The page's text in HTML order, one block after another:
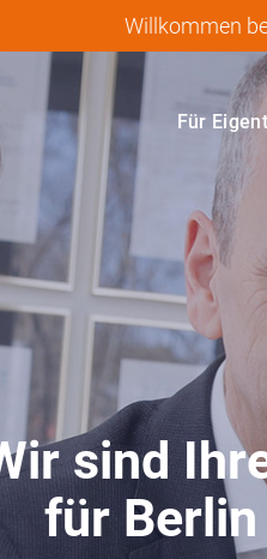
Willkommen
Für
sind
für